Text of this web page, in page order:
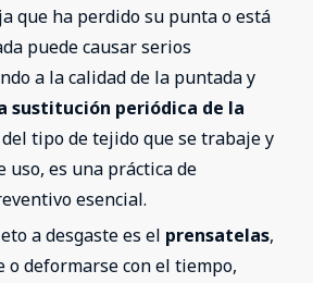
que ha perdido su punta o está
puede causar serios
a la calidad de la puntada y
sustitución periódica de la
tipo de tejido que se trabaje y
uso, es una práctica de
esencial.
a desgaste es el prensatelas,
o deformarse con el tiempo,